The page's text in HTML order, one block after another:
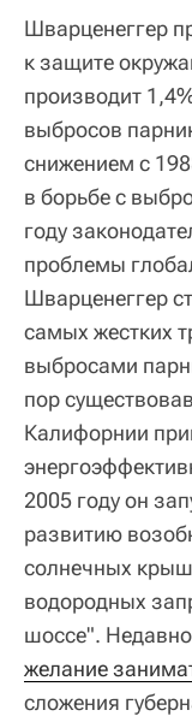
Шварценеггер
к защите
производит
выбросов
снижением с
в борьбе с
году
проблемы
Шварценеггер
самых жестких
выбросами
пор
Калифорнии
2005 году он
развитию
солнечных
водородных
шоссе". Недавно
желание
сложения